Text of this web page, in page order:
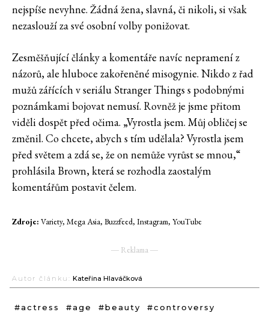
nejspíše nevyhne. Žádná žena, slavná, či nikoli, si však
nezaslouží za své osobní volby ponižovat.
Zesměšňující články a komentáře navíc nepramení z
názorů, ale hluboce zakořeněné misogynie. Nikdo z řad
mužů zářících v seriálu Stranger Things s podobnými
poznámkami bojovat nemusí. Rovněž je jsme přitom
viděli dospět před očima. „Vyrostla jsem. Můj obličej se
změnil. Co chcete, abych s tím udělala? Vyrostla jsem
před světem a zdá se, že on nemůže vyrůst se mnou,“
prohlásila Brown, která se rozhodla zaostalým
komentářům postavit čelem.
Zdroje: Variety, Mega Asia, Buzzfeed, Instagram, YouTube
― Reklama ―
Autor článku: Kateřina Hlaváčková
#actress #age #beauty
#controversy